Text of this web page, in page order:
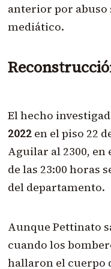
anterior por abuso
mediático.
El hecho
2022en el piso 22
Aguilar al 2300, en
de las 23:00 horas
del departamento.
Aunque Pettinato
cuando los
hallaron el cuerpo